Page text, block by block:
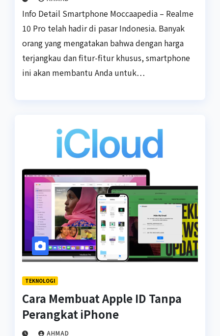
Info Detail Smartphone Moccaapedia – Realme
10 Pro telah hadir di pasar Indonesia. Banyak
orang yang mengatakan bahwa dengan harga
terjangkau dan fitur-fitur khusus, smartphone
ini akan membantu Anda untuk…
TEKNOLOGI
Cara Membuat Apple ID Tanpa
Perangkat iPhone
AHMAD